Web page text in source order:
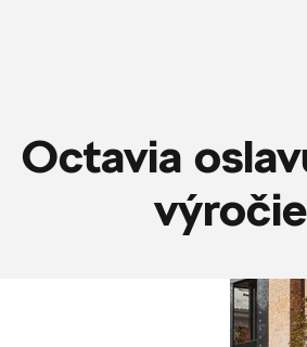
Octavia
‎výročie